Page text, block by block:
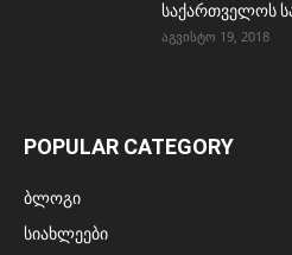
საქართველოს
აგვისტო 19, 2018
POPULAR CATEGORY
ბლოგი
სიახლეები